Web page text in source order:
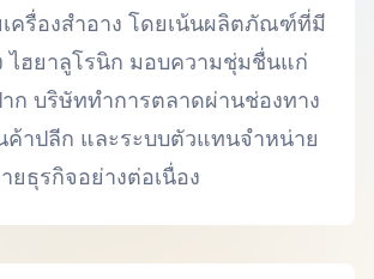
ครื่องสำอาง โดยเน้นผลิตภัณฑ์ที่มี
ไฮยาลูโรนิก มอบความชุ่มชื่นแก่
ก บริษัททำการตลาดผ่านช่องทาง
ค้าปลีก และระบบตัวแทนจำหน่าย
ยธุรกิจอย่างต่อเนื่อง